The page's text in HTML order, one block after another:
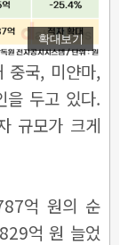
확대보기
중국, 미얀마,
을 두고 있다.
규모가 크게
억 원의 순
억 원 늘었